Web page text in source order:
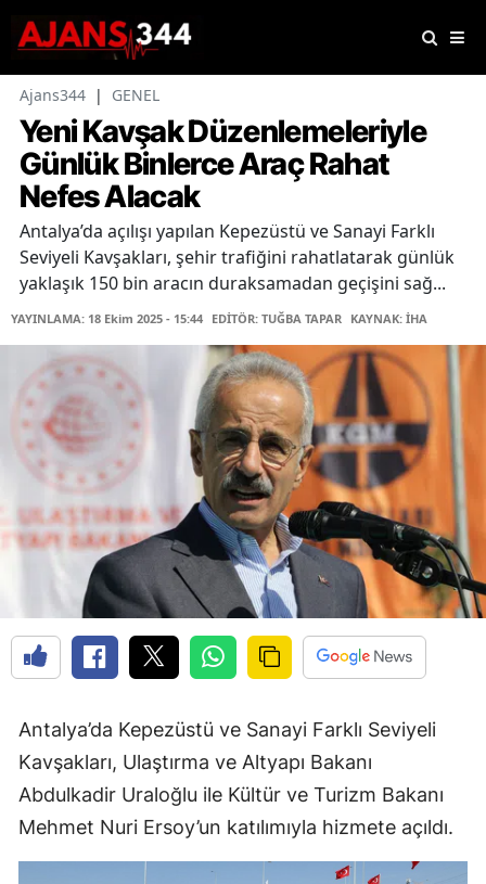
Ajans344 | GENEL
Yeni Kavşak Düzenlemeleriyle
Günlük Binlerce Araç Rahat
Nefes Alacak
Antalya’da açılışı yapılan Kepezüstü ve Sanayi Farklı
Seviyeli Kavşakları, şehir trafiğini rahatlatarak günlük
yaklaşık 150 bin aracın duraksamadan geçişini sağ...
YAYINLAMA: 18 Ekim 2025 - 15:44 EDİTÖR: TUĞBA TAPAR KAYNAK: İHA
Antalya’da Kepezüstü ve Sanayi Farklı Seviyeli
Kavşakları, Ulaştırma ve Altyapı Bakanı
Abdulkadir Uraloğlu ile Kültür ve Turizm Bakanı
Mehmet Nuri Ersoy’un katılımıyla hizmete açıldı.